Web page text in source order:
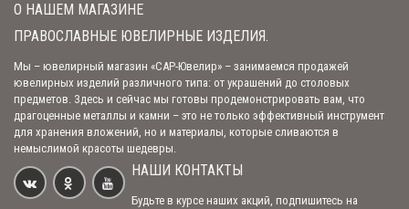
Браслет (арт. MNS05017)
530.00 р.
Браслет (арт. RLDP05516)
620.00 р.
О НАШЕМ МАГАЗИНЕ
ПРАВОСЛАВНЫЕ ЮВЕЛИРНЫЕ ИЗДЕЛИЯ.
Мы – ювелирный магазин «САР-Ювелир» – занимаемся продажей
ювелирных изделий различного типа: от украшений до столовых
предметов. Здесь и сейчас мы готовы продемонстрировать вам, что
драгоценные металлы и камни – это не только эффективный инструмент
для хранения вложений, но и материалы, которые сливаются в
немыслимой красоты шедевры.
НАШИ КОНТАКТЫ
Будьте в курсе наших акций, подпишитесь на